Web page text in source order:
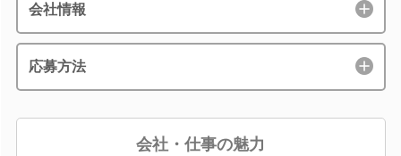
会社情報
応募方法
会社・仕事の魅力